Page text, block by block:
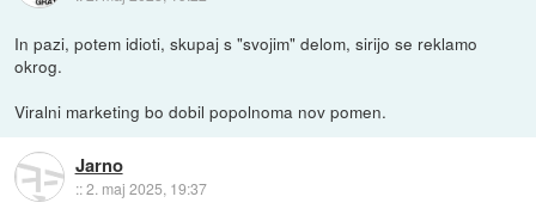
In pazi, potem idioti, skupaj s "svojim" delom, sirijo se reklamo
okrog.
Viralni marketing bo dobil popolnoma nov pomen.
Jarno
::2. maj 2025, 19:37